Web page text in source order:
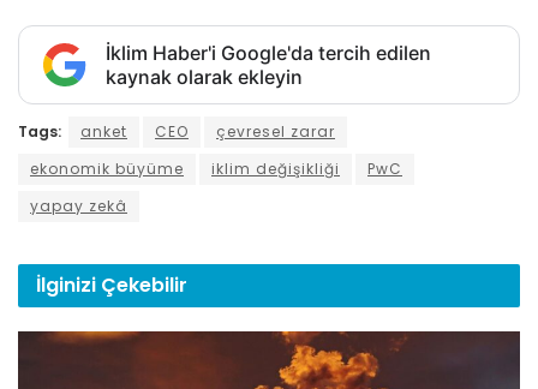
İklim Haber'i Google'da tercih edilen
kaynak olarak ekleyin
Tags: anket CEO
çevresel zarar
ekonomik büyüme
iklim değişikliği
PwC
yapay zekâ
İlginizi Çekebilir